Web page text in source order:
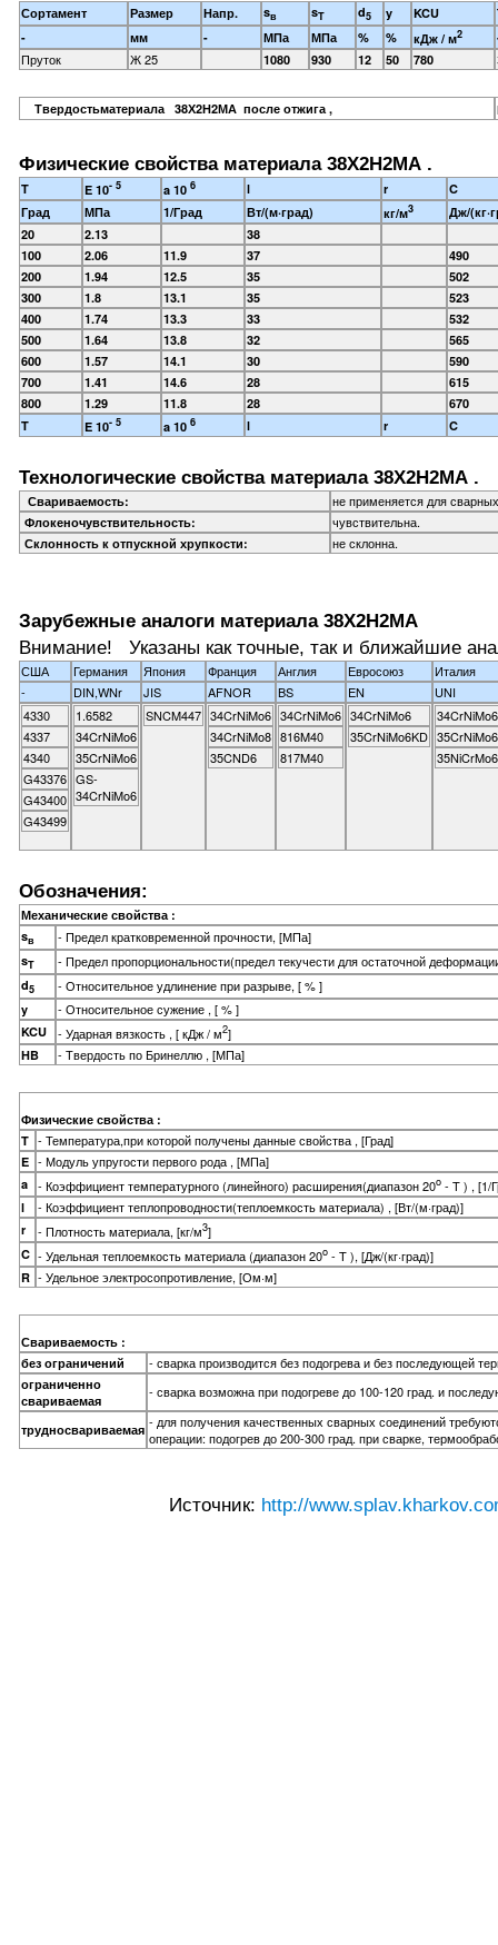
Сортамент Размер Напр. sв sT d5 y KCU
-
мм - МПа МПа % % кДж / м2
Пруток Ж 25 1080 930 12 50 780
Твердостьматериала 38Х2Н2МА после отжига ,
Физические свойства материала 38Х2Н2МА .
T E 10- 5 a 10 6 l r
C
Град
МПа 1/Град Вт/(м·град) кг/м3
Дж/
20
2.13
38
100
2.06 11.9 37
490
200
1.94 12.5 35
502
300
1.8 13.1 35
523
400
1.74 13.3 33
532
500
1.64 13.8 32
565
600
1.57 14.1 30
590
700
1.41 14.6 28
615
800
1.29 11.8 28
670
T
E 10- 5 a 10 6 l r C
Технологические свойства материала 38Х2Н2МА .
Свариваемость: не применяется для
Флокеночувствительность: чувствительна.
Склонность к отпускной хрупкости: не склонна.
Зарубежные аналоги материала 38Х2Н2МА
Внимание! Указаны как точные, так и ближайшие
США Германия Япония Франция Англия Евросоюз
Италия
-
DIN,WNr JIS AFNOR BS EN
UNI
4330
4337
4340
G43376
G43400
G43499
1.6582
34CrNiMo6
35CrNiMo6
GS-
34CrNiMo6
SNCM447 34CrNiMo6
34CrNiMo8
35CND6
34CrNiMo6
816M40
817M40
34CrNiMo6
35CrNiMo6KD
34CrNiMo6
35CrNiMo6
Обозначения:
Механические свойства :
sв - Предел кратковременной прочности, [МПа]
sT - Предел пропорциональности(предел текучести для остаточной
d5 - Относительное удлинение при разрыве, [ % ]
y - Относительное сужение , [ % ]
KCU - Ударная вязкость , [ кДж / м2]
HB - Твердость по Бринеллю , [МПа]
Физические свойства :
T - Температура,при которой получены данные свойства , [Град]
E - Модуль упругости первого рода , [МПа]
a - Коэффициент температурного (линейного) расширения(диапазон 20o - T ) , [1/
l - Коэффициент теплопроводности(теплоемкость материала) , [Вт/(м·град)]
r - Плотность материала, [кг/м3]
C - Удельная теплоемкость материала (диапазон 20o - T ), [Дж/(кг·град)]
R - Удельное электросопротивление, [Ом·м]
Свариваемость :
без ограничений
- сварка производится без подогрева и без последующей
ограниченно
свариваемая
- сварка возможна при подогреве до 100-120 град. и
трудносвариваемая - для получения качественных сварных соединений
операции: подогрев до 200-300 град. при сварке,
Источник: http://